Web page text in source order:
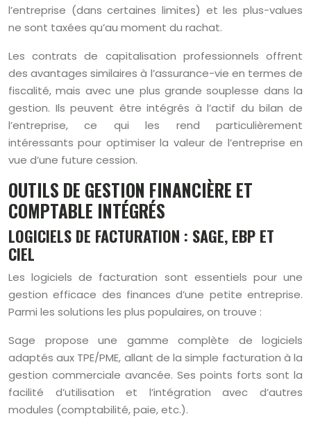
l’entreprise (dans certaines limites) et les plus-values
ne sont taxées qu’au moment du rachat.
Les contrats de capitalisation professionnels offrent
des avantages similaires à l’assurance-vie en termes de
fiscalité, mais avec une plus grande souplesse dans la
gestion. Ils peuvent être intégrés à l’actif du bilan de
l’entreprise, ce qui les rend particulièrement
intéressants pour optimiser la valeur de l’entreprise en
vue d’une future cession.
OUTILS DE GESTION FINANCIÈRE ET
COMPTABLE INTÉGRÉS
LOGICIELS DE FACTURATION : SAGE, EBP ET
CIEL
Les logiciels de facturation sont essentiels pour une
gestion efficace des finances d’une petite entreprise.
Parmi les solutions les plus populaires, on trouve :
Sage propose une gamme complète de logiciels
adaptés aux TPE/PME, allant de la simple facturation à la
gestion commerciale avancée. Ses points forts sont la
facilité d’utilisation et l’intégration avec d’autres
modules (comptabilité, paie, etc.).